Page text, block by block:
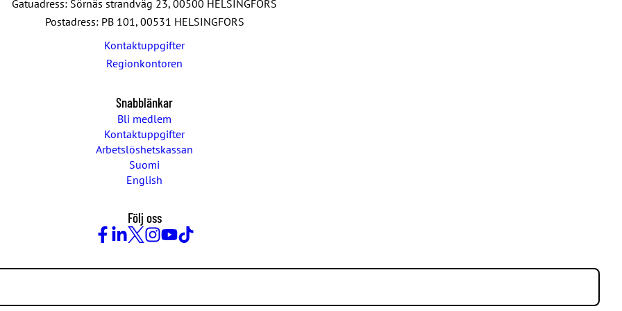
Gatuadress: Sörnäs strandväg 23, 00500 HELSINGFORS
Postadress: PB 101, 00531 HELSINGFORS
Kontaktuppgifter
Regionkontoren
Snabblänkar
Bli medlem
Kontaktuppgifter
Arbetslöshetskassan
Suomi
English
Följ oss